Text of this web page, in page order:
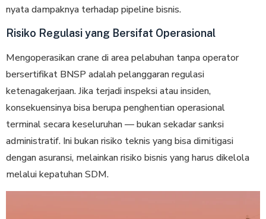
nyata dampaknya terhadap pipeline bisnis.
Risiko Regulasi yang Bersifat Operasional
Mengoperasikan crane di area pelabuhan tanpa operator
bersertifikat BNSP adalah pelanggaran regulasi
ketenagakerjaan. Jika terjadi inspeksi atau insiden,
konsekuensinya bisa berupa penghentian operasional
terminal secara keseluruhan — bukan sekadar sanksi
administratif. Ini bukan risiko teknis yang bisa dimitigasi
dengan asuransi, melainkan risiko bisnis yang harus dikelola
melalui kepatuhan SDM.